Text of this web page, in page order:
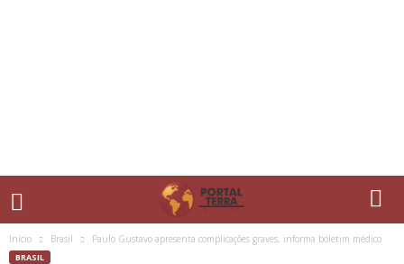
Início Brasil Paulo Gustavo apresenta complicações graves, informa boletim médico
BRASIL